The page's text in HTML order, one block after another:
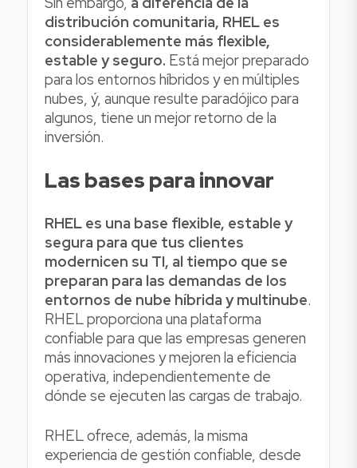
distribución comunitaria, RHEL es
considerablemente más flexible,
estable y seguro. Está mejor preparado
para los entornos híbridos y en múltiples
nubes, ý, aunque resulte paradójico para
algunos, tiene un mejor retorno de la
inversión.
Las bases para innovar
RHEL es una base flexible, estable y
segura para que tus clientes
modernicen su TI, al tiempo que se
preparan para las demandas de los
entornos de nube híbrida y multinube.
RHEL proporciona una plataforma
confiable para que las empresas generen
más innovaciones y mejoren la eficiencia
operativa, independientemente de
dónde se ejecuten las cargas de trabajo.
RHEL ofrece, además, la misma
experiencia de gestión confiable, desde